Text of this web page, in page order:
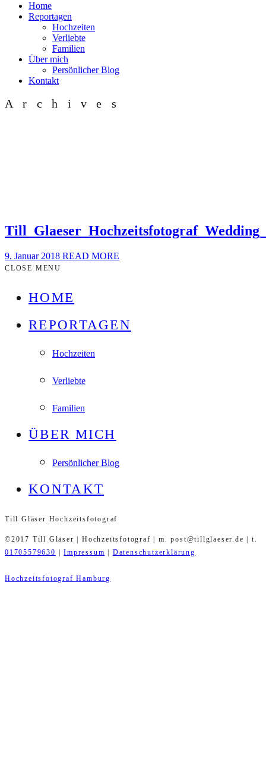
Home
Reportagen
Hochzeiten
Verliebte
Familien
Über mich
Persönlicher Blog
Kontakt
Archives
9. Januar 2018 READ MORE
CLOSE MENU
HOME
REPORTAGEN
Hochzeiten
Verliebte
Familien
ÜBER MICH
Persönlicher Blog
KONTAKT
Till Gläser Hochzeitsfotograf
©2017 Till Gläser | Hochzeitsfotograf | m. post@tillglaeser.de | t.
01705579630
|Impressum Datenschutzerklärung
Hochzeitsfotograf Hamburg